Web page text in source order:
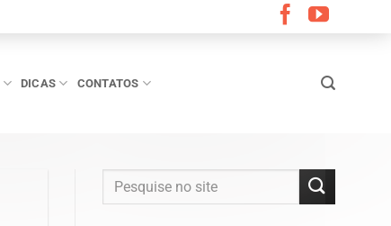
DICAS CONTATOS